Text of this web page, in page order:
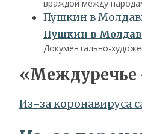
враждой между
Пушкин в
Пушкин в
Документально-
«Междуречье
Из-за коронавируса